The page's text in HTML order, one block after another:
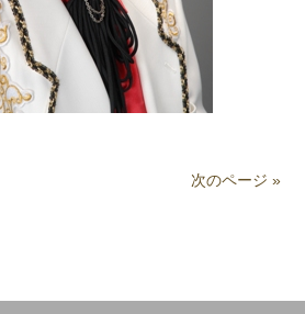
次のページ »